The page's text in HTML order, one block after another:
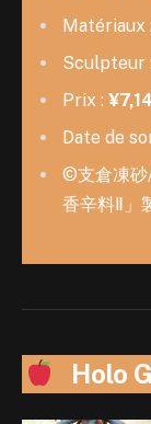
Matériaux :
Sculpteur :
Prix :
Date de
©支倉凍砂
香辛料Ⅱ」
Holo